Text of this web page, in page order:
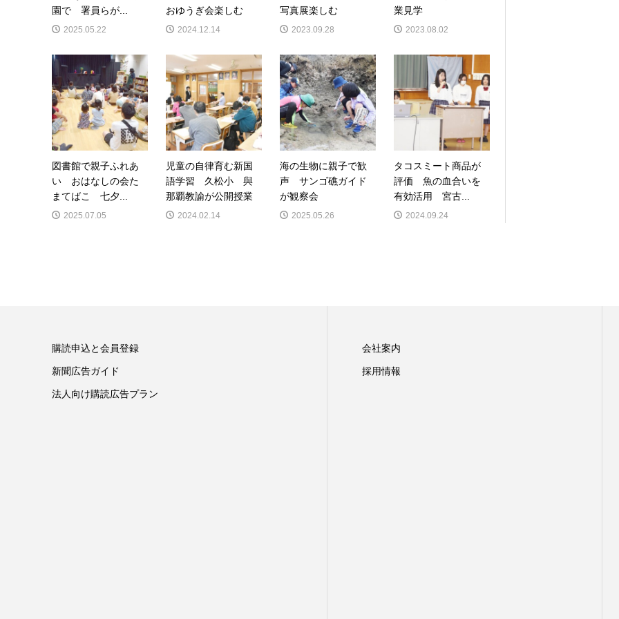
園で 署員らが...
2025.05.22
おゆうぎ会楽しむ
2024.12.14
写真展楽しむ
2023.09.28
業見学
2023.08.02
図書館で親子ふれあ
い おはなしの会た
まてばこ 七夕...
2025.07.05
児童の自律育む新国
語学習 久松小 與
那覇教諭が公開授業
2024.02.14
海の生物に親子で歓
声 サンゴ礁ガイド
が観察会
2025.05.26
タコスミート商品が
評価 魚の血合いを
有効活用 宮古...
2024.09.24
購読申込と会員登録
新聞広告ガイド
法人向け購読広告プラン
会社案内
採用情報